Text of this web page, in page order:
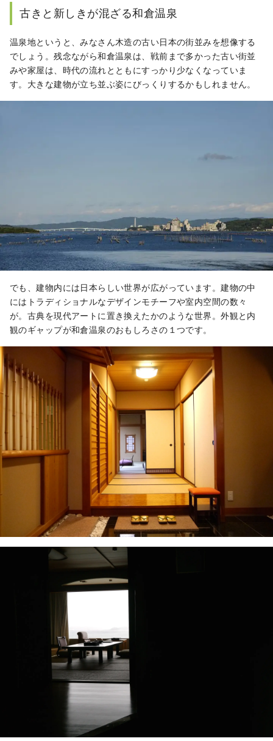
古きと新しきが混ざる和倉温泉
温泉地というと、みなさん木造の古い日本の街並みを想像する
でしょう。残念ながら和倉温泉は、戦前まで多かった古い街並
みや家屋は、時代の流れとともにすっかり少なくなっていま
す。大きな建物が立ち並ぶ姿にびっくりするかもしれません。
でも、建物内には日本らしい世界が広がっています。建物の中
にはトラディショナルなデザインモチーフや室内空間の数々
が。古典を現代アートに置き換えたかのような世界。外観と内
観のギャップが和倉温泉のおもしろさの１つです。